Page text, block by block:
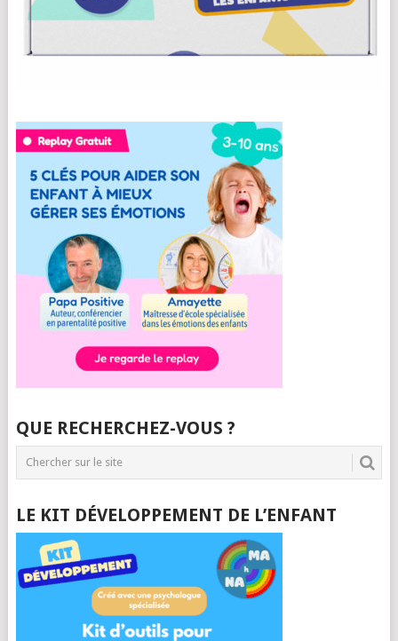
QUE RECHERCHEZ-VOUS ?
LE KIT DÉVELOPPEMENT DE L’ENFANT